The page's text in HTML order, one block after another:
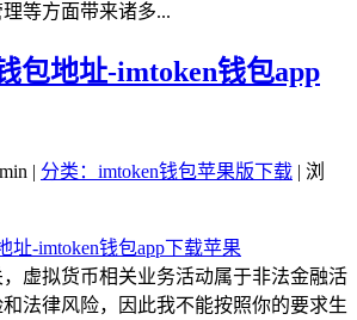
等方面带来诸多...
包地址-imtoken钱包app
| 分类：imtoken钱包苹果版下载 | 浏
虚拟货币相关业务活动属于非法金融活
法律风险，因此我不能按照你的要求生